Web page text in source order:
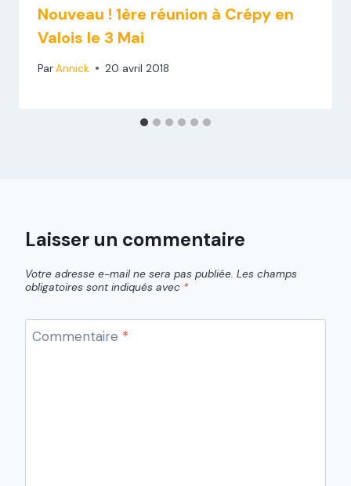
Nouveau ! 1ère réunion à Crépy en
Valois le 3 Mai
ParAnnick 20 avril 2018
Laisser un commentaire
Votre adresse e-mail ne sera pas publiée. Les champs
obligatoires sont indiqués avec *
Commentaire *